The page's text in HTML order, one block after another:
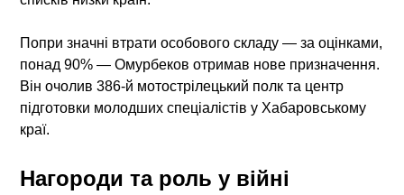
Попри значні втрати особового складу — за оцінками,
понад 90% — Омурбеков отримав нове призначення.
Він очолив 386-й мотострілецький полк та центр
підготовки молодших спеціалістів у Хабаровському
краї.
Нагороди та роль у війні